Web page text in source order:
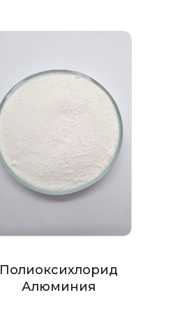
Полиоксихлорид
Алюминия